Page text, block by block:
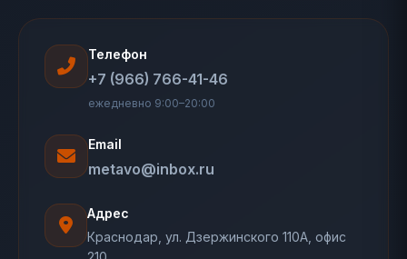
Телефон
+7 (966) 766-41-46
ежедневно 9:00–20:00
Email
metavo@inbox.ru
Адрес
Краснодар, ул. Дзержинского 110А, офис